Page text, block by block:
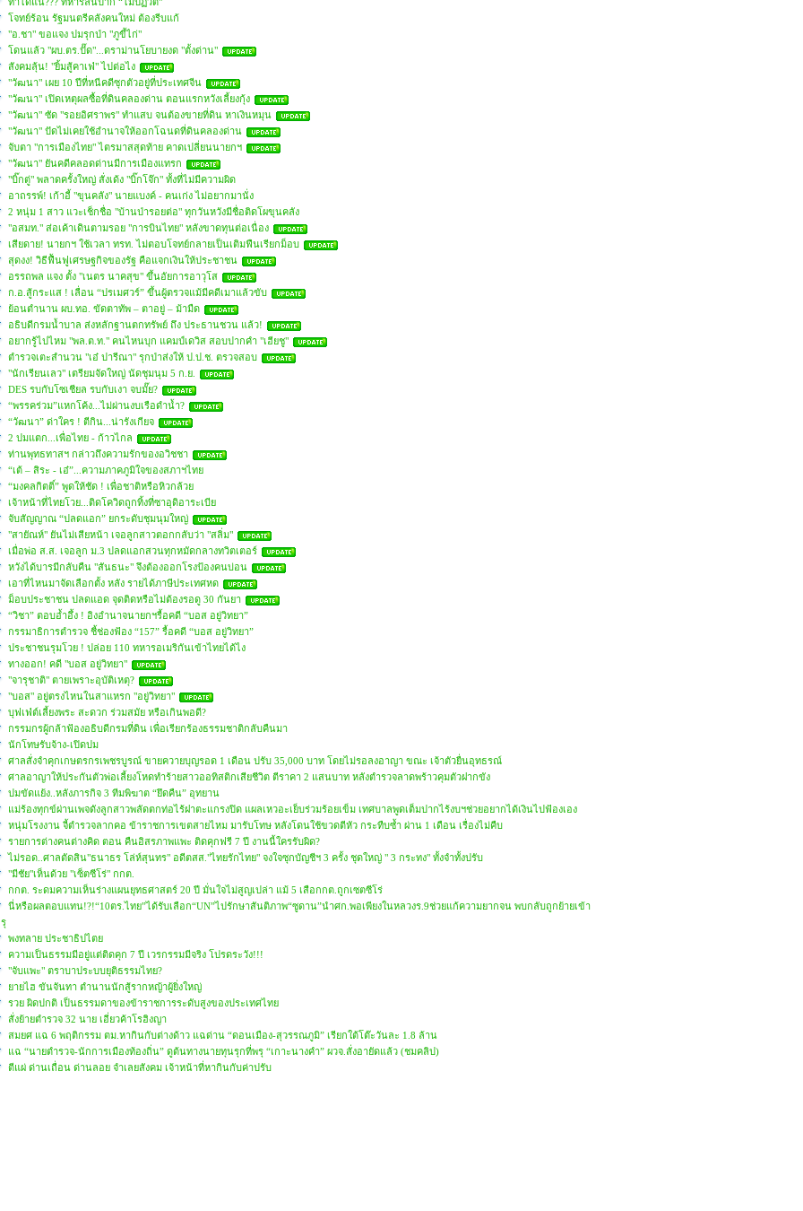
โจทย์ร้อน รัฐมนตรีคลังคนใหม่ ต้องรีบแก้
"อ.ชา" ขอแจง ปมรุกป่า "ภูขี้ไก่"
โดนแล้ว "ผบ.ตร.ปั๊ด"...ดราม่านโยบายงด "ตั้งด่าน"
สังคมลุ้น! "ยิ้มสู้คาเฟ่" ไปต่อไง
"วัฒนา" เผย 10 ปีที่หนีคดีซุกตัวอยู่ที่ประเทศจีน
"วัฒนา" เปิดเหตุผลซื้อที่ดินคลองด่าน ตอนแรกหวังเลี้ยงกุ้ง
"วัฒนา" ซัด "รอยอิศราพร" ทำแสบ จนต้องขายที่ดิน หาเงินหมุน
"วัฒนา" ปัดไม่เคยใช้อำนาจให้ออกโฉนดที่ดินคลองด่าน
จับตา "การเมืองไทย" ไตรมาสสุดท้าย คาดเปลี่ยนนายกฯ
"วัฒนา" ยันคดีคลอดด่านมีการเมืองแทรก
"บิ๊กตู่" พลาดครั้งใหญ่ สั่งเด้ง "บิ๊กโจ๊ก" ทั้งที่ไม่มีความผิด
อาถรรพ์! เก้าอี้ "ขุนคลัง" นายแบงค์ - คนเก่ง ไม่อยากมานั่ง
2 หนุ่ม 1 สาว แวะเช็กชื่อ "บ้านป่ารอยต่อ" ทุกวันหวังมีชื่อติดโผขุนคลัง
"อสมท." ส่อเค้าเดินตามรอย "การบินไทย" หลังขาดทุนต่อเนื่อง
เสียดาย! นายกฯ ใช้เวลา ทรท. ไม่ตอบโจทย์กลายเป็นเติมฟืนเรียกม็อบ
สุดงง! วิธีฟื้นฟูเศรษฐกิจของรัฐ คือแจกเงินให้ประชาชน
อรรถพล แจง ตั้ง "เนตร นาคสุข" ขึ้นอัยการอาวุโส
ก.อ.สู้กระแส ! เลื่อน “ปรเมศวร์” ขึ้นผู้ตรวจแม้มีคดีเมาแล้วขับ
ย้อนตำนาน ผบ.ทอ. ขัดตาทัพ – ตาอยู่ – ม้ามืด
อธิบดีกรมน้ำบาล ส่งหลักฐานตกทรัพย์ ถึง ประธานชวน แล้ว!
อยากรู้ไปไหม "พล.ต.ท." คนไหนบุก แคมป์เดวิส สอบปากคำ "เฮียชู"
ตำรวจเตะสำนวน "เอ๋ ปารีณา" รุกป่าส่งให้ ป.ป.ช. ตรวจสอบ
"นักเรียนเลว" เตรียมจัดใหญ่ นัดชุมนุม 5 ก.ย.
DES รบกับโซเชียล รบกับเงา จบมั๊ย?
“พรรคร่วม”แหกโค้ง...ไม่ผ่านงบเรือดำน้ำ?
“วัฒนา” ด่าใคร ! ตีกิน...น่ารังเกียจ
2 ปมแตก...เพื่อไทย - ก้าวไกล
ท่านพุทธทาสฯ กล่าวถึงความรักของอวิชชา
“เต้ – สิระ - เอ๋”...ความภาคภูมิใจของสภาฯไทย
“มงคลกิตติ์” พูดให้ชัด ! เพื่อชาติหรือหิวกล้วย
เจ้าหน้าที่ไทยโวย...ติดโควิดถูกทิ้งที่ซาอุดิอาระเบีย
จับสัญญาณ “ปลดแอก” ยกระดับชุมนุมใหญ่
"สายัณห์" ยันไม่เสียหน้า เจอลูกสาวตอกกลับว่า "สลิ่ม"
เมื่อพ่อ ส.ส. เจอลูก ม.3 ปลดแอกสวนทุกหมัดกลางทวิตเตอร์
หวังได้บารมีกลับคืน "สันธนะ" จึงต้องออกโรงป้องคนบ่อน
เอาที่ไหนมาจัดเลือกตั้ง หลัง รายได้ภาษีประเทศหด
ม็อบประชาชน ปลดแอด จุดติดหรือไม่ต้องรอดู 30 กันยา
“วิชา” ตอบอ้ำอึ้ง ! อิงอำนาจนายกฯรื้อคดี “บอส อยู่วิทยา”
กรรมาธิการตำรวจ ชี้ช่องฟ้อง “157” รื้อคดี “บอส อยู่วิทยา”
ประชาชนรุมโวย ! ปล่อย 110 ทหารอเมริกันเข้าไทยได้ไง
ทางออก! คดี "บอส อยู่วิทยา"
"จารุชาติ" ตายเพราะอุบัติเหตุ?
"บอส" อยู่ตรงไหนในสาแหรก "อยู่วิทยา"
บุฟเฟ่ต์เลี้ยงพระ สะดวก ร่วมสมัย หรือเกินพอดี?
กรรมกรผู้กล้าฟ้องอธิบดีกรมที่ดิน เพื่อเรียกร้องธรรมชาติกลับคืนมา
นักโทษรับจ้าง-เปิดปม
ศาลสั่งจำคุกเกษตรกรเพชรบูรณ์ ขายควายบุญรอด 1 เดือน ปรับ 35,000 บาท โดยไม่รอลงอาญา ขณะ เจ้าตัวยื่นอุทธรณ์
ศาลอาญาให้ประกันตัวพ่อเลี้ยงโหดทำร้ายสาวออทิสติกเสียชีวิต ตีราคา 2 แสนบาท หลังตำรวจลาดพร้าวคุมตัวฝากขัง
ปมขัดแย้ง..หลังภารกิจ 3 ทีมพิฆาต “ยึดคืน” อุทยาน
แม่ร้องทุกข์ผ่านเพจดังลูกสาวพลัดตกท่อไร้ฝาตะแกรงปิด แผลเหวอะเย็บร่วมร้อยเข็ม เทศบาลพูดเต็มปากไร้งบฯช่วยอยากได้เงินไปฟ้องเอง
หนุ่มโรงงาน จี้ตำรวจลากคอ ข้าราชการเขตสายไหม มารับโทษ หลังโดนใช้ขวดตีหัว กระทืบซ้ำ ผ่าน 1 เดือน เรื่องไม่คืบ
รายการต่างคนต่างคิด ตอน คืนอิสรภาพแพะ ติดคุกฟรี 7 ปี งานนี้ใครรับผิด?
ไม่รอด..ศาลตัดสิน"ธนาธร โล่ห์สุนทร" อดีตสส."ไทยรักไทย" จงใจซุกบัญชีฯ 3 ครั้ง ชุดใหญ่ " 3 กระทง" ทั้งจำทั้งปรับ
"มีชัย"เห็นด้วย "เซ็ตซีโร่" กกต.
กกต. ระดมความเห็นร่างแผนยุทธศาสตร์ 20 ปี มั่นใจไม่สูญเปล่า แม้ 5 เสือกกต.ถูกเซตซีโร่
นี่หรือผลตอบแทน!?!“10ตร.ไทย”ได้รับเลือก“UN”ไปรักษาสันติภาพ“ซูดาน”นำศก.พอเพียงในหลวงร.9ช่วยแก้ความยากจน พบกลับถูกย้ายเข้า
พงทลาย ประชาธิปไตย
ความเป็นธรรมมีอยู่แต่ติดคุก 7 ปี เวรกรรมมีจริง โปรดระวัง!!!
"จับแพะ" ตราบาประบบยุติธรรมไทย?
ยายไฮ ขันจันทา ตำนานนักสู้รากหญ้าผู้ยิ่งใหญ่
รวย ผิดปกติ เป็นธรรมดาของข้าราชการระดับสูงของประเทศไทย
สั่งย้ายตำรวจ 32 นาย เอี่ยวค้าโรฮิงญา
สมยศ แฉ 6 พฤติกรรม ตม.หากินกับต่างด้าว แฉด่าน “ดอนเมือง-สุวรรณภูมิ” เรียกใต้โต๊ะวันละ 1.8 ล้าน
แฉ “นายตำรวจ-นักการเมืองท้องถิ่น” ดูต้นทางนายทุนรุกที่พรุ “เกาะนางคำ” ผวจ.สั่งอายัดแล้ว (ชมคลิป)
ตีแผ่ ด่านเถื่อน ด่านลอย จำเลยสังคม เจ้าหน้าที่หากินกับค่าปรับ